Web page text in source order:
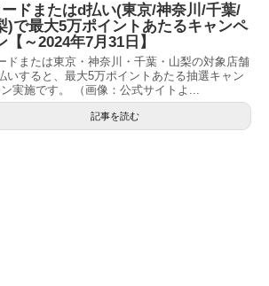
ドまたはd払い(東京/神奈川/千葉/
)で最大5万ポイントあたるキャンペ
【～2024年7月31日】
ドまたは東京・神奈川・千葉・山梨の対象店舗
いすると、最大5万ポイントあたる抽選キャン
実施です。 （画像：公式サイトよ...
記事を読む